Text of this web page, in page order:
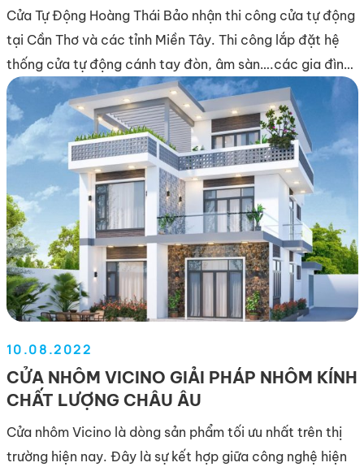
Cửa Tự Động Hoàng Thái Bảo nhận thi công cửa tự động
tại Cần Thơ và các tỉnh Miền Tây. Thi công lắp đặt hệ
thống cửa tự động cánh tay đòn, âm sàn….các gia đình,
biệt thự, cơ quan, doanh nghiệp có nhu cầu lắp cửa tự
động hãy liên hệ với chúng tôi. […]
10.08.2022
CỬA NHÔM VICINO GIẢI PHÁP NHÔM KÍNH
CHẤT LƯỢNG CHÂU ÂU
Cửa nhôm Vicino là dòng sản phẩm tối ưu nhất trên thị
trường hiện nay. Đây là sự kết hợp giữa công nghệ hiện